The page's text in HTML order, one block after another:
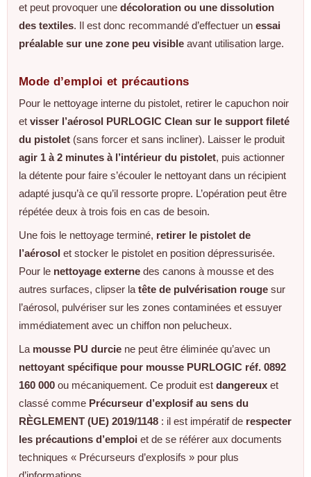
et peut provoquer une décoloration ou une dissolution
des textiles. Il est donc recommandé d’effectuer un essai
préalable sur une zone peu visible avant utilisation large.
Mode d’emploi et précautions
Pour le nettoyage interne du pistolet, retirer le capuchon noir
et visser l’aérosol PURLOGIC Clean sur le support fileté
du pistolet (sans forcer et sans incliner). Laisser le produit
agir 1 à 2 minutes à l’intérieur du pistolet, puis actionner
la détente pour faire s’écouler le nettoyant dans un récipient
adapté jusqu’à ce qu’il ressorte propre. L’opération peut être
répétée deux à trois fois en cas de besoin.
Une fois le nettoyage terminé, retirer le pistolet de
l’aérosol et stocker le pistolet en position dépressurisée.
Pour le nettoyage externe des canons à mousse et des
autres surfaces, clipser la tête de pulvérisation rouge sur
l’aérosol, pulvériser sur les zones contaminées et essuyer
immédiatement avec un chiffon non pelucheux.
La mousse PU durcie ne peut être éliminée qu’avec un
nettoyant spécifique pour mousse PURLOGIC réf. 0892
160 000 ou mécaniquement. Ce produit est dangereux et
classé comme Précurseur d’explosif au sens du
RÈGLEMENT (UE) 2019/1148 : il est impératif de respecter
les précautions d’emploi et de se référer aux documents
techniques « Précurseurs d’explosifs » pour plus